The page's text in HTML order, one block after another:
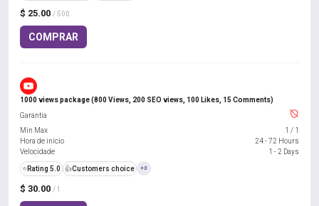
$ 25.00 / 500
COMPRAR
1000 views package (800 Views, 200 SEO views, 100 Likes, 15 Comments)
$ 30.00 / 1
Garantia
Min Max
1 / 1
Hora de início
24 - 72 Hours
Velocidade
1 - 2 Days
⭐ Rating 5.0 👍Customers choice +3